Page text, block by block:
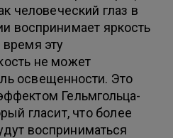
человеческий глаз в
воспринимает яркость
эту
не может
освещенности. Это
Гельмгольца-
гласит, что более
восприниматься